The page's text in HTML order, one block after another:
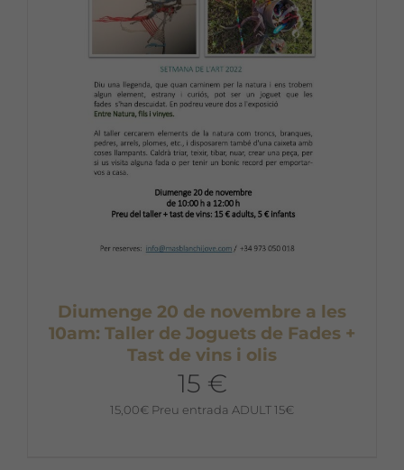
Diumenge 20 de novembre a les
10am: Taller de Joguets de Fades +
Tast de vins i olis
15 €
15,00€ Preu entrada ADULT 15€